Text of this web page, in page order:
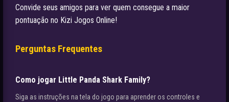
Convide seus amigos para ver quem consegue a maior
pontuação no Kizi Jogos Online!
Perguntas Frequentes
Como jogar Little Panda Shark Family?
Siga as instruções na tela do jogo para aprender os controles e